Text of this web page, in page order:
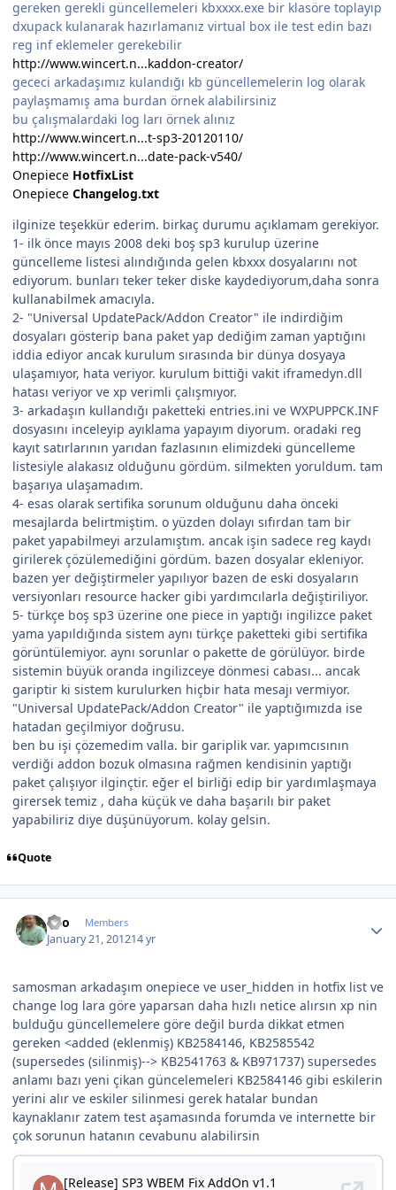
gereken gerekli güncellemeleri kbxxxx.exe bir klasöre toplayıp
dxupack kulanarak hazırlamanız virtual box ile test edin bazı
reg inf eklemeler gerekebilir
http://www.wincert.n...kaddon-creator/
gececi arkadaşımız kulandığı kb güncellemelerin log olarak
paylaşmamış ama burdan örnek alabilirsiniz
bu çalışmalardaki log ları örnek alınız
http://www.wincert.n...t-sp3-20120110/
http://www.wincert.n...date-pack-v540/
Onepiece HotfixList
Onepiece Changelog.txt
ilginize teşekkür ederim. birkaç durumu açıklamam gerekiyor.
1- ilk önce mayıs 2008 deki boş sp3 kurulup üzerine
güncelleme listesi alındığında gelen kbxxx dosyalarını not
ediyorum. bunları teker teker diske kaydediyorum,daha sonra
kullanabilmek amacıyla.
2- "Universal UpdatePack/Addon Creator" ile indirdiğim
dosyaları gösterip bana paket yap dediğim zaman yaptığını
iddia ediyor ancak kurulum sırasında bir dünya dosyaya
ulaşamıyor, hata veriyor. kurulum bittiği vakit iframedyn.dll
hatası veriyor ve xp verimli çalışmıyor.
3- arkadaşın kullandığı paketteki entries.ini ve WXPUPPCK.INF
dosyasını inceleyip ayıklama yapayım diyorum. oradaki reg
kayıt satırlarının yarıdan fazlasının elimizdeki güncelleme
listesiyle alakasız olduğunu gördüm. silmekten yoruldum. tam
başarıya ulaşamadım.
4- esas olarak sertifika sorunum olduğunu daha önceki
mesajlarda belirtmiştim. o yüzden dolayı sıfırdan tam bir
paket yapabilmeyi arzulamıştım. ancak işin sadece reg kaydı
girilerek çözülemediğini gördüm. bazen dosyalar ekleniyor.
bazen yer değiştirmeler yapılıyor bazen de eski dosyaların
versiyonları resource hacker gibi yardımcılarla değiştiriliyor.
5- türkçe boş sp3 üzerine one piece in yaptığı ingilizce paket
yama yapıldığında sistem aynı türkçe paketteki gibi sertifika
görüntülemiyor. aynı sorunlar o pakette de görülüyor. birde
sistemin büyük oranda ingilizceye dönmesi cabası... ancak
gariptir ki sistem kurulurken hiçbir hata mesajı vermiyor.
"Universal UpdatePack/Addon Creator" ile yaptığımızda ise
hatadan geçilmiyor doğrusu.
ben bu işi çözemedim valla. bir gariplik var. yapımcısının
verdiği addon bozuk olmasına rağmen kendisinin yaptığı
paket çalışıyor ilginçtir. eğer el birliği edip bir yardımlaşmaya
girersek temiz , daha küçük ve daha başarılı bir paket
yapabiliriz diye düşünüyorum. kolay gelsin.
Quote
eko Members
January 21, 201214 yr
samosman arkadaşım onepiece ve user_hidden in hotfix list ve
change log lara göre yaparsan daha hızlı netice alırsın xp nin
bulduğu güncellemelere göre değil burda dikkat etmen
gereken <added (eklenmiş) KB2584146, KB2585542
(supersedes (silinmiş)--> KB2541763 & KB971737) supersedes
anlamı bazı yeni çikan güncelemeleri KB2584146 gibi eskilerin
yerini alır ve eskiler silinmesi gerek hatalar bundan
kaynaklanır zatem test aşamasında forumda ve internette bir
çok sorunun hatanın cevabunu alabilirsin